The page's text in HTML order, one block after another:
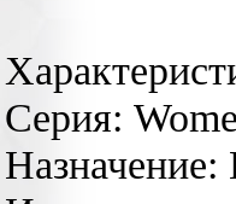
Cерия: